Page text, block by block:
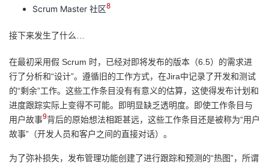
Scrum Master 社区8
接下来发生了什么…
在最初采用假 Scrum 时，已经对即将发布的版本（6.5）的需求进
行了分析和“设计”。遵循旧的工作方式，在Jira中记录了开发和测试
的“剩余”工作。这些工作条目没有有意义的估算，这使得发布计划和
进度跟踪实际上变得不可能。即明显缺乏透明度。即使工作条目与
用户故事9背后的原始想法相距甚远，这些工作条目还是被称为“用户
故事”（开发人员和客户之间的直接对话）。
为了弥补损失，发布管理功能创建了进行跟踪和预测的“热图”，所谓